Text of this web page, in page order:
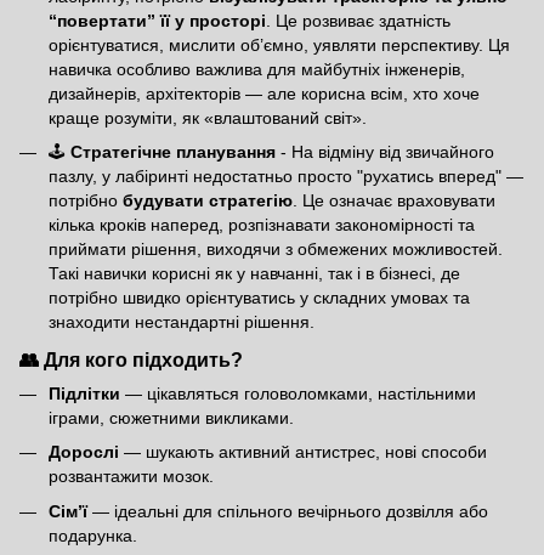
“повертати” її у просторі . Це розвиває здатність
орієнтуватися, мислити об’ємно, уявляти перспективу. Ця
навичка особливо важлива для майбутніх інженерів,
дизайнерів, архітекторів — але корисна всім, хто хоче
краще розуміти, як «влаштований світ».
🕹 Стратегічне планування - На відміну від звичайного
пазлу, у лабіринті недостатньо просто "рухатись вперед" —
потрібно будувати стратегію. Це означає враховувати
кілька кроків наперед, розпізнавати закономірності та
приймати рішення, виходячи з обмежених можливостей.
Такі навички корисні як у навчанні, так і в бізнесі, де
потрібно швидко орієнтуватись у складних умовах та
знаходити нестандартні рішення.
👥 Для кого підходить?
Підлітки — цікавляться головоломками, настільними
іграми, сюжетними викликами.
Дорослі — шукають активний антистрес, нові способи
розвантажити мозок.
Сім’ї— ідеальні для спільного вечірнього дозвілля або
подарунка.